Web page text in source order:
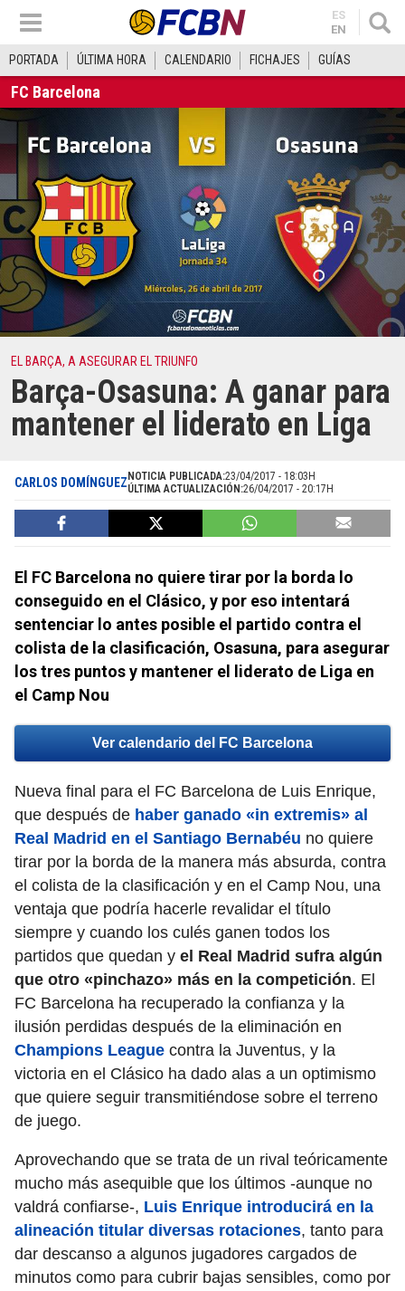
ES
EN
PORTADA ÚLTIMA HORA CALENDARIO FICHAJES GUÍAS
FC Barcelona
EL BARÇA, A ASEGURAR EL TRIUNFO
Barça-Osasuna: A ganar para
mantener el liderato en Liga
CARLOS DOMÍNGUEZ NOTICIA PUBLICADA:23/04/2017 - 18:03H
ÚLTIMA ACTUALIZACIÓN:26/04/2017 - 20:17H
El FC Barcelona no quiere tirar por la borda lo
conseguido en el Clásico, y por eso intentará
sentenciar lo antes posible el partido contra el
colista de la clasificación, Osasuna, para asegurar
los tres puntos y mantener el liderato de Liga en
el Camp Nou
Ver calendario del FC Barcelona
Nueva final para el FC Barcelona de Luis Enrique,
que después de haber ganado «in extremis» al
Real Madrid en el Santiago Bernabéu no quiere
tirar por la borda de la manera más absurda, contra
el colista de la clasificación y en el Camp Nou, una
ventaja que podría hacerle revalidar el título
siempre y cuando los culés ganen todos los
partidos que quedan y el Real Madrid sufra algún
que otro «pinchazo» más en la competición. El
FC Barcelona ha recuperado la confianza y la
ilusión perdidas después de la eliminación en
Champions League contra la Juventus, y la
victoria en el Clásico ha dado alas a un optimismo
que quiere seguir transmitiéndose sobre el terreno
de juego.
Aprovechando que se trata de un rival teóricamente
mucho más asequible que los últimos -aunque no
valdrá confiarse-, Luis Enrique introducirá en la
alineación titular diversas rotaciones, tanto para
dar descanso a algunos jugadores cargados de
minutos como para cubrir bajas sensibles, como por